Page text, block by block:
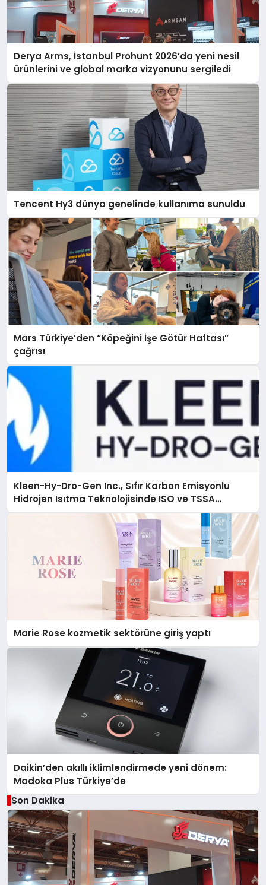
Derya Arms, İstanbul Prohunt 2026’da yeni nesil
ürünlerini ve global marka vizyonunu sergiledi
Tencent Hy3 dünya genelinde kullanıma sunuldu
Mars Türkiye’den “Köpeğini İşe Götür Haftası”
çağrısı
Kleen-Hy-Dro-Gen Inc., Sıfır Karbon Emisyonlu
Hidrojen Isıtma Teknolojisinde ISO ve TSSA
Düzenleyici Onaylarını Aldı
Marie Rose kozmetik sektörüne giriş yaptı
Daikin’den akıllı iklimlendirmede yeni dönem:
Madoka Plus Türkiye’de
Son Dakika